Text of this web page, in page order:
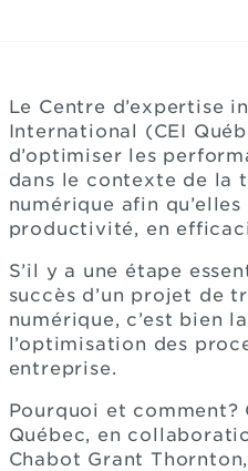
Le Centre d’expertise
International (CEI
d’optimiser les
dans le contexte de la
numérique afin
productivité, en
S’il y a une étape
succès d’un projet de
numérique, c’est bien
l’optimisation des
entreprise.
Pourquoi et comment?
Québec, en
Chabot Grant